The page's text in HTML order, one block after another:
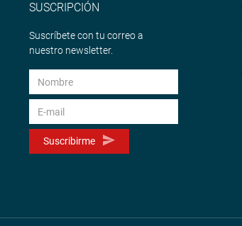
SUSCRIPCIÓN
Suscríbete con tu correo a
nuestro newsletter.
Suscribirme